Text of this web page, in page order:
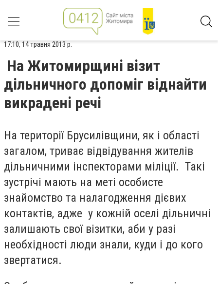
17:10, 14 травня 2013 р.
На Житомирщині візит
дільничного допоміг віднайти
викрадені речі
На території Брусилівщини, як і області
загалом, триває відвідування жителів
дільничними інспекторами міліції. Такі
зустрічі мають на меті особисте
знайомство та налагодження дієвих
контактів, адже у кожній оселі дільничні
залишають свої візитки, аби у разі
необхідності люди знали, куди і до кого
звертатися.